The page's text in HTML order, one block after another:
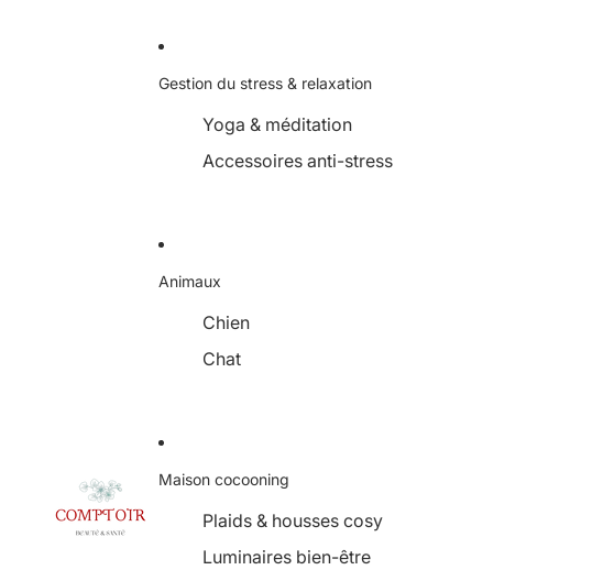
Gestion du stress & relaxation
Yoga & méditation
Accessoires anti-stress
Animaux
Chien
Chat
Maison cocooning
Plaids & housses cosy
Luminaires bien-être